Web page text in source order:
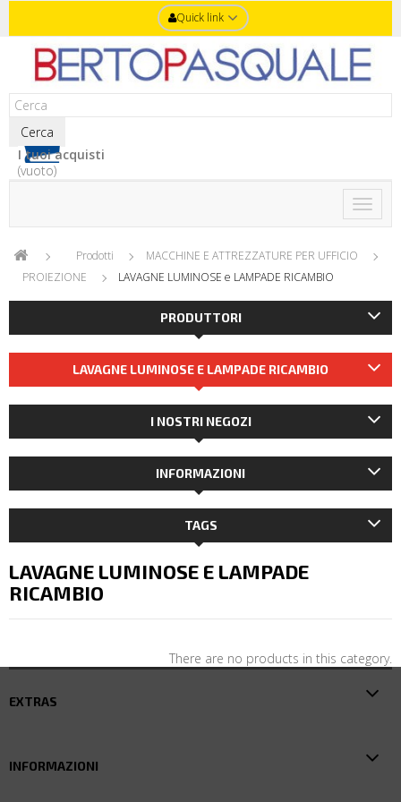
Quick link
Cerca
I tuoi acquisti
(vuoto)
Toggle
Prodotti
MACCHINE E ATTREZZATURE PER UFFICIO
PROIEZIONE
LAVAGNE LUMINOSE e LAMPADE RICAMBIO
PRODUTTORI
LAVAGNE LUMINOSE E LAMPADE RICAMBIO
I NOSTRI NEGOZI
INFORMAZIONI
TAGS
LAVAGNE LUMINOSE E LAMPADE
RICAMBIO
There are no products in this category.
EXTRAS
INFORMAZIONI